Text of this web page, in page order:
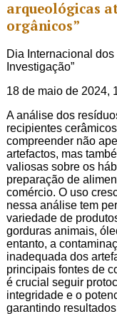
arqueológicas
orgânicos”
Dia Internacional
Investigação”
18 de maio de 2024,
A análise dos
recipientes
compreender não
artefactos, mas
valiosas sobre os
preparação de
comércio. O uso
nessa análise tem
variedade de
gorduras animais,
entanto, a
inadequada dos
principais fontes de
é crucial seguir
integridade e o
garantindo